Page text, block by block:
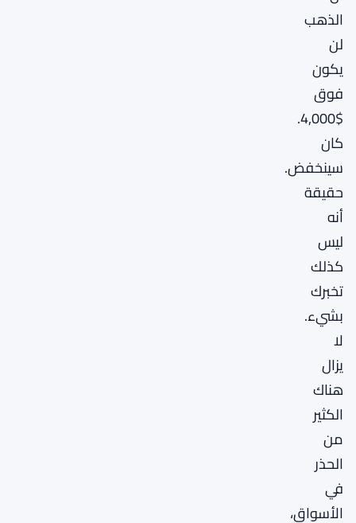
الذهب
لن
يكون
فوق
$4,000.
كان
سينخفض.
حقيقة
أنه
ليس
كذلك
تخبرك
بشيء.
لا
يزال
هناك
الكثير
من
الحذر
في
الأسواق،